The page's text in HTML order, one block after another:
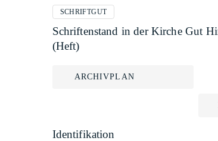
SCHRIFTGUT
Schriftenstand in der Kirche Gut
(Heft)
ARCHIVPLAN
Identifikation